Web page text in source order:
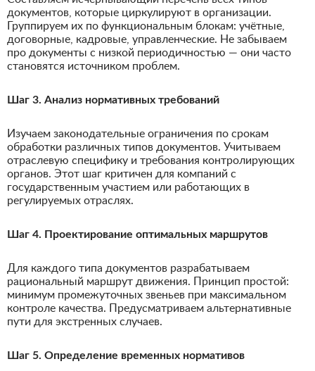
документов, которые циркулируют в организации.
Группируем их по функциональным блокам: учётные,
договорные, кадровые, управленческие. Не забываем
про документы с низкой периодичностью — они часто
становятся источником проблем.
Шаг 3. Анализ нормативных требований
Изучаем законодательные ограничения по срокам
обработки различных типов документов. Учитываем
отраслевую специфику и требования контролирующих
органов. Этот шаг критичен для компаний с
государственным участием или работающих в
регулируемых отраслях.
Шаг 4. Проектирование оптимальных маршрутов
Для каждого типа документов разрабатываем
рациональный маршрут движения. Принцип простой:
минимум промежуточных звеньев при максимальном
контроле качества. Предусматриваем альтернативные
пути для экстренных случаев.
Шаг 5. Определение временных нормативов